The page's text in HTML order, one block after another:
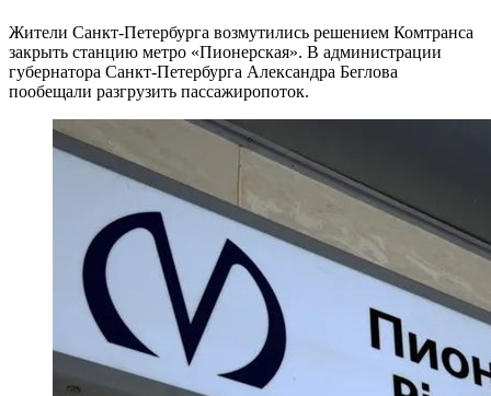
Жители Санкт-Петербурга возмутились решением Комтранса
закрыть станцию метро «Пионерская». В администрации
губернатора Санкт-Петербурга Александра Беглова
пообещали разгрузить пассажиропоток.